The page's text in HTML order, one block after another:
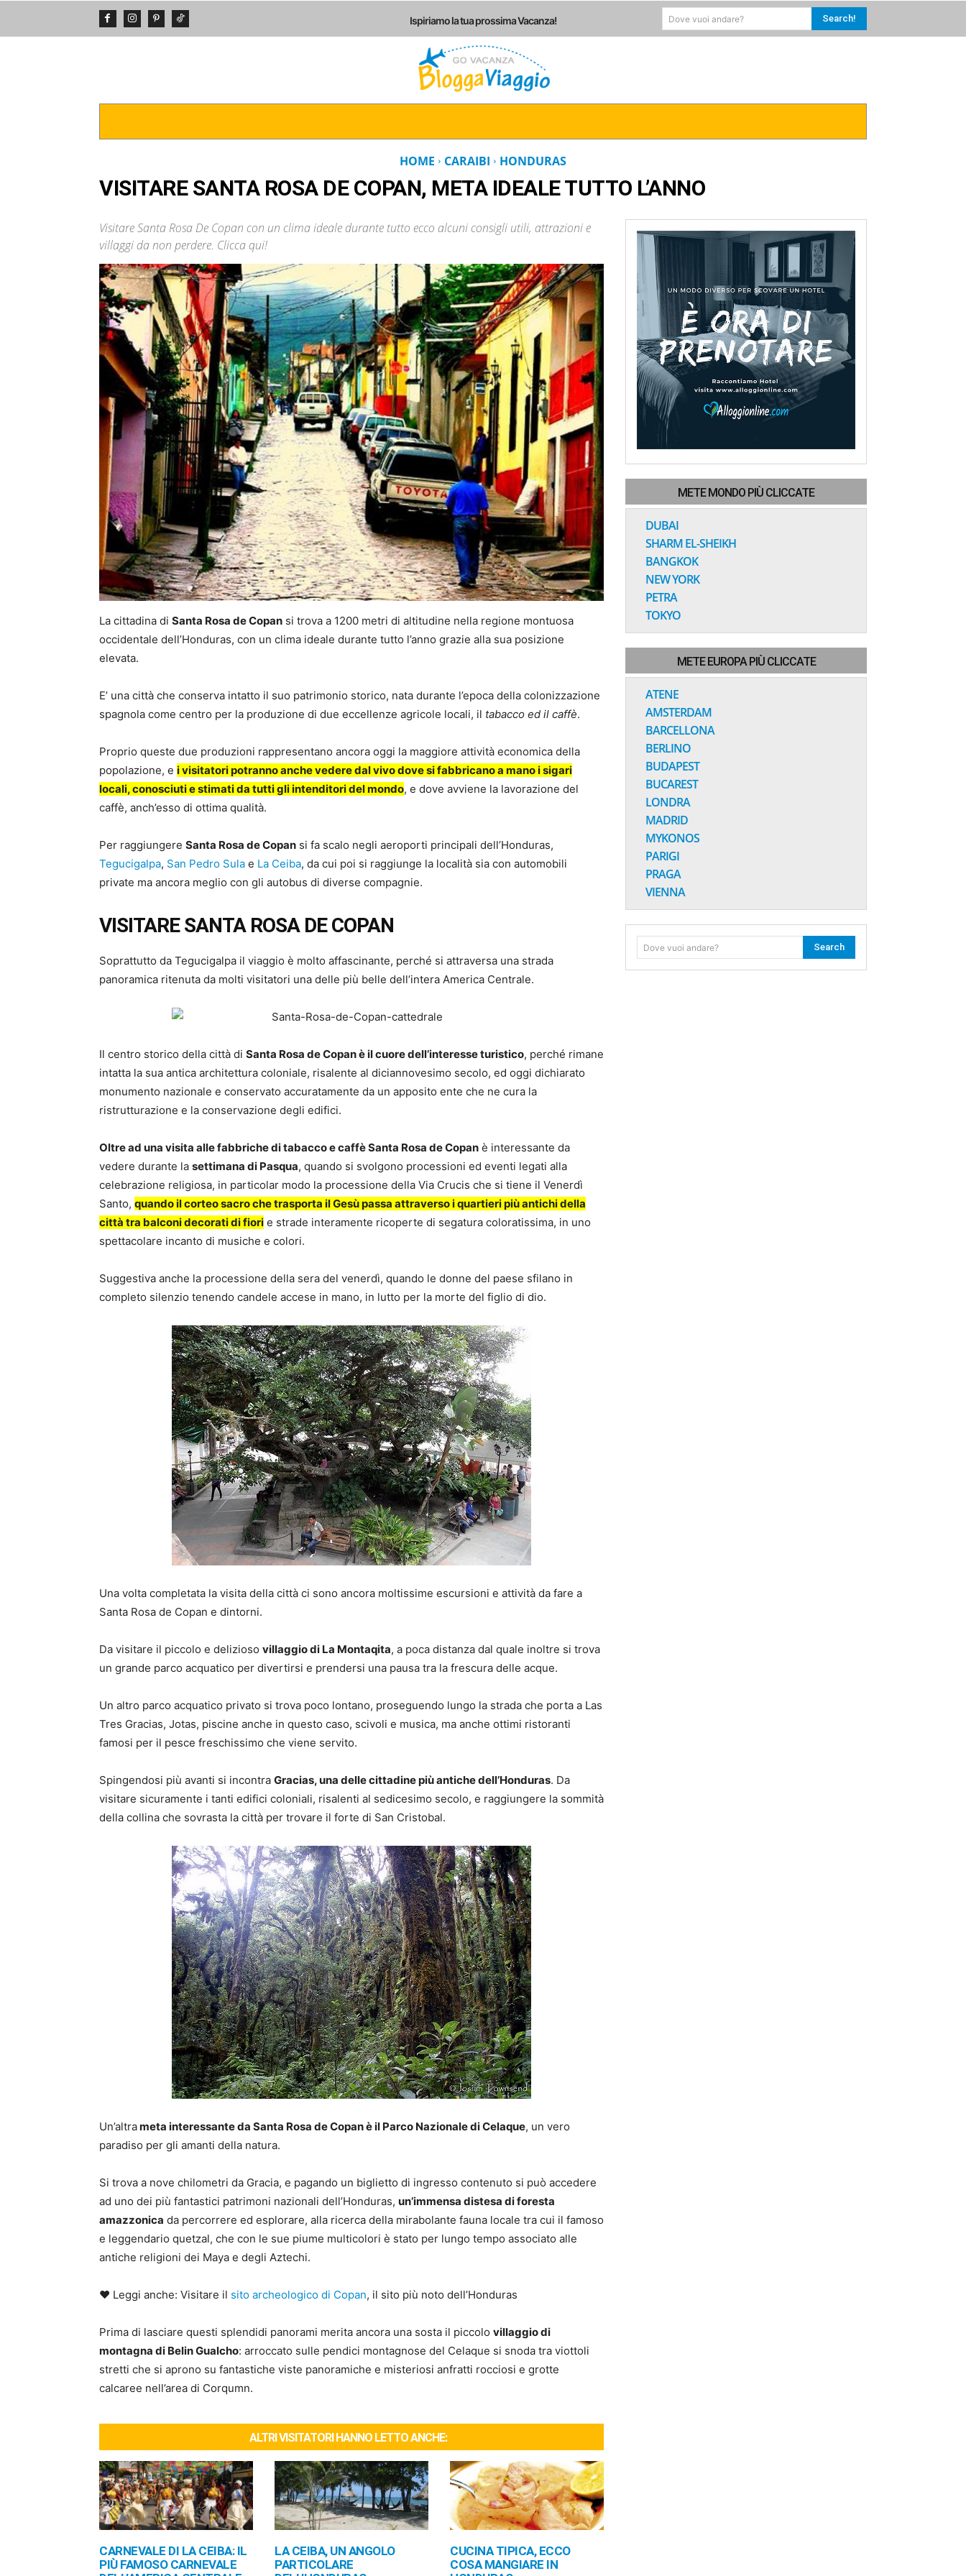
Ispiriamo la tua prossima Vacanza! Dove vuoi andare? Search!
HOME CARAIBI HONDURAS
VISITARE SANTA ROSA DE COPAN, META IDEALE TUTTO L’ANNO
Visitare Santa Rosa De Copan con un clima ideale durante tutto ecco alcuni consigli utili, attrazioni e
villaggi da non perdere. Clicca qui!
La cittadina di Santa Rosa de Copan si trova a 1200 metri di altitudine nella regione montuosa
occidentale dell’Honduras, con un clima ideale durante tutto l’anno grazie alla sua posizione
elevata.
E’ una città che conserva intatto il suo patrimonio storico, nata durante l’epoca della colonizzazione
spagnola come centro per la produzione di due eccellenze agricole locali, il tabacco ed il caffè.
Proprio queste due produzioni rappresentano ancora oggi la maggiore attività economica della
popolazione, e i visitatori potranno anche vedere dal vivo dove si fabbricano a mano i sigari
locali, conosciuti e stimati da tutti gli intenditori del mondo, e dove avviene la lavorazione del
caffè, anch’esso di ottima qualità.
Per raggiungere Santa Rosa de Copan si fa scalo negli aeroporti principali dell’Honduras,
Tegucigalpa, San Pedro Sula e La Ceiba, da cui poi si raggiunge la località sia con automobili
private ma ancora meglio con gli autobus di diverse compagnie.
VISITARE SANTA ROSA DE COPAN
Soprattutto da Tegucigalpa il viaggio è molto affascinante, perché si attraversa una strada
panoramica ritenuta da molti visitatori una delle più belle dell’intera America Centrale.
Il centro storico della città di Santa Rosa de Copan è il cuore dell’interesse turistico, perché rimane
intatta la sua antica architettura coloniale, risalente al diciannovesimo secolo, ed oggi dichiarato
monumento nazionale e conservato accuratamente da un apposito ente che ne cura la
ristrutturazione e la conservazione degli edifici.
Oltre ad una visita alle fabbriche di tabacco e caffè Santa Rosa de Copan è interessante da
vedere durante la settimana di Pasqua, quando si svolgono processioni ed eventi legati alla
celebrazione religiosa, in particolar modo la processione della Via Crucis che si tiene il Venerdì
Santo, quando il corteo sacro che trasporta il Gesù passa attraverso i quartieri più antichi della
città tra balconi decorati di fiori e strade interamente ricoperte di segatura coloratissima, in uno
spettacolare incanto di musiche e colori.
Suggestiva anche la processione della sera del venerdì, quando le donne del paese sfilano in
completo silenzio tenendo candele accese in mano, in lutto per la morte del figlio di dio.
Una volta completata la visita della città ci sono ancora moltissime escursioni e attività da fare a
Santa Rosa de Copan e dintorni.
Da visitare il piccolo e delizioso villaggio di La Montaqita, a poca distanza dal quale inoltre si trova
un grande parco acquatico per divertirsi e prendersi una pausa tra la frescura delle acque.
Un altro parco acquatico privato si trova poco lontano, proseguendo lungo la strada che porta a Las
Tres Gracias, Jotas, piscine anche in questo caso, scivoli e musica, ma anche ottimi ristoranti
famosi per il pesce freschissimo che viene servito.
Spingendosi più avanti si incontra Gracias, una delle cittadine più antiche dell’Honduras. Da
visitare sicuramente i tanti edifici coloniali, risalenti al sedicesimo secolo, e raggiungere la sommità
della collina che sovrasta la città per trovare il forte di San Cristobal.
Un’altrameta interessante da Santa Rosa de Copan è il Parco Nazionale di Celaque, un vero
paradiso per gli amanti della natura.
Si trova a nove chilometri da Gracia, e pagando un biglietto di ingresso contenuto si può accedere
ad uno dei più fantastici patrimoni nazionali dell’Honduras, un’immensa distesa di foresta
amazzonica da percorrere ed esplorare, alla ricerca della mirabolante fauna locale tra cui il famoso
e leggendario quetzal, che con le sue piume multicolori è stato per lungo tempo associato alle
antiche religioni dei Maya e degli Aztechi.
♥ Leggi anche: Visitare il sito archeologico di Copan, il sito più noto dell’Honduras
Prima di lasciare questi splendidi panorami merita ancora una sosta il piccolo villaggio di
montagna di Belin Gualcho: arroccato sulle pendici montagnose del Celaque si snoda tra viottoli
stretti che si aprono su fantastiche viste panoramiche e misteriosi anfratti rocciosi e grotte
calcaree nell’area di Corqumn.
ALTRI VISITATORI HANNO LETTO ANCHE:
CARNEVALE DI LA CEIBA: IL
PIÙ FAMOSO CARNEVALE
LA CEIBA, UN ANGOLO
PARTICOLARE
CUCINA TIPICA, ECCO
COSA MANGIARE IN
METE MONDO PIÙ CLICCATE
DUBAI
SHARM EL-SHEIKH
BANGKOK
NEW YORK
PETRA
TOKYO
METE EUROPA PIÙ CLICCATE
ATENE
AMSTERDAM
BARCELLONA
BERLINO
BUDAPEST
BUCAREST
LONDRA
MADRID
MYKONOS
PARIGI
PRAGA
VIENNA
Dove vuoi andare? Search